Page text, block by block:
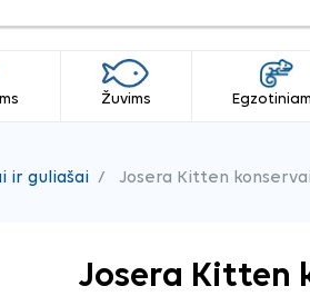
Žuvims
ir guliašai Josera Kitten
Josera Kitten